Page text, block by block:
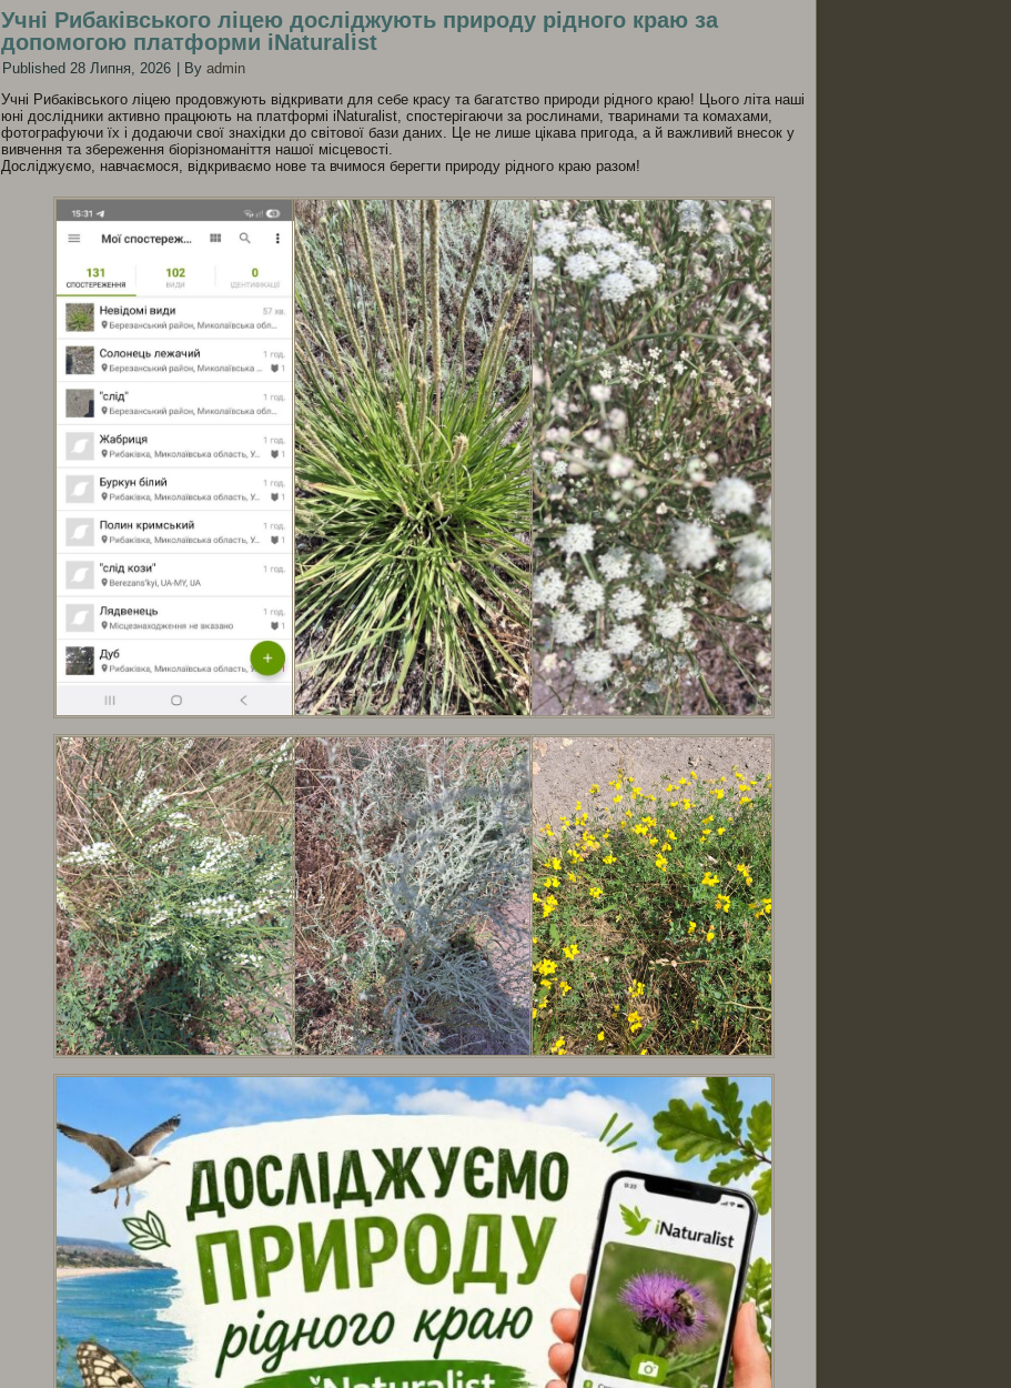
Учні Рибаківського ліцею досліджують природу рідного краю за
допомогою платформи iNaturalist
Published 28 Липня, 2026 | By admin
Учні Рибаківського ліцею продовжують відкривати для себе красу та багатство природи рідного краю! Цього літа наші
юні дослідники активно працюють на платформі iNaturalist, спостерігаючи за рослинами, тваринами та комахами,
фотографуючи їх і додаючи свої знахідки до світової бази даних. Це не лише цікава пригода, а й важливий внесок у
вивчення та збереження біорізноманіття нашої місцевості.
Досліджуємо, навчаємося, відкриваємо нове та вчимося берегти природу рідного краю разом!